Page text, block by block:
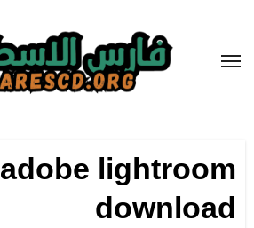
المحتوى
adobe lightroom
download